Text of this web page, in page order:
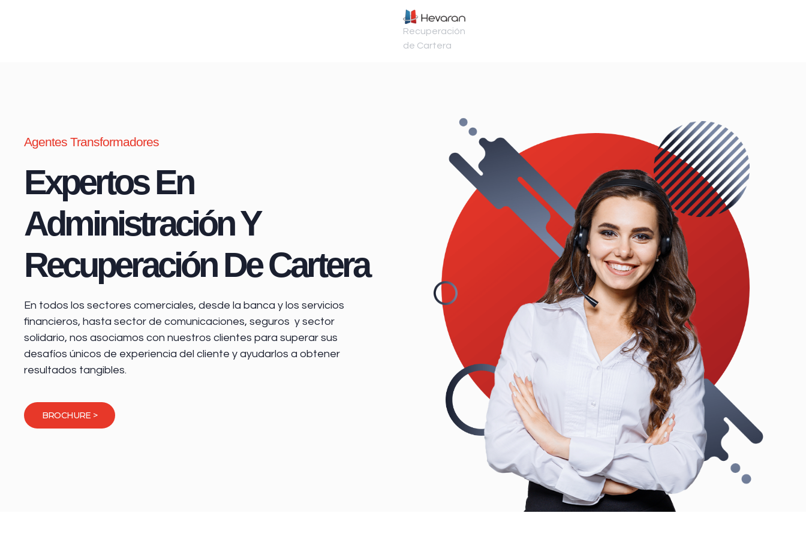
Recuperación
de Cartera
Agentes Transformadores
Expertos En
Administración Y
Recuperación De Cartera
En todos los sectores comerciales, desde la banca y los servicios
financieros, hasta sector de comunicaciones, seguros y sector
solidario, nos asociamos con nuestros clientes para superar sus
desafíos únicos de experiencia del cliente y ayudarlos a obtener
resultados tangibles.
BROCHURE >